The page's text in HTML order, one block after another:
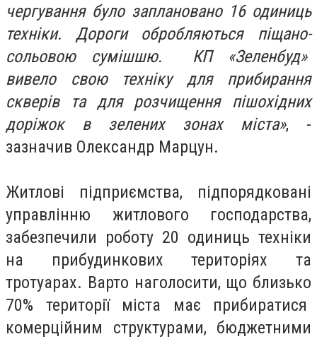
чергування було заплановано 16 одиниць
техніки. Дороги обробляються піщано-
сольовою сумішшю. КП «Зеленбуд»
вивело свою техніку для прибирання
скверів та для розчищення пішохідних
доріжок в зелених зонах міста», -
зазначив Олександр Марцун.
Житлові підприємства, підпорядковані
управлінню житлового господарства,
забезпечили роботу 20 одиниць техніки
на прибудинкових територіях та
тротуарах. Варто наголосити, що близько
70% території міста має прибиратися
комерційним структурами, бюджетними